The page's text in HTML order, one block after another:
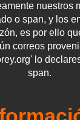
nuestros
o span, y los
es por ello
correos
lo
span.